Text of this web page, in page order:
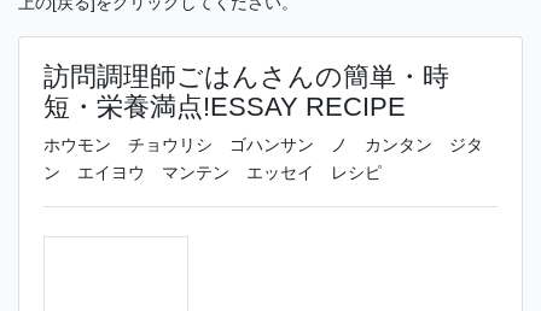
訪問調理師ごはんさんの簡単・時
短・栄養満点!ESSAY RECIPE
ホウモン チョウリシ ゴハンサン ノ カンタン ジタ
ン エイヨウ マンテン エッセイ レシピ